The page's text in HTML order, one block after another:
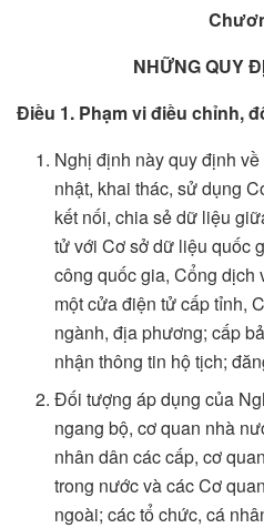
NHỮNG QUY
Điều 1. Phạm vi điều chỉnh,
Nghị định này quy định
nhật, khai thác, sử dụng
kết nối, chia sẻ dữ liệu
tử với Cơ sở dữ liệu quốc
công quốc gia, Cổng dịch
một cửa điện tử cấp tỉnh,
ngành, địa phương; cấp
nhận thông tin hộ tịch;
Đối tượng áp dụng của
ngang bộ, cơ quan nhà
nhân dân các cấp, cơ
trong nước và các Cơ
ngoài; các tổ chức, cá